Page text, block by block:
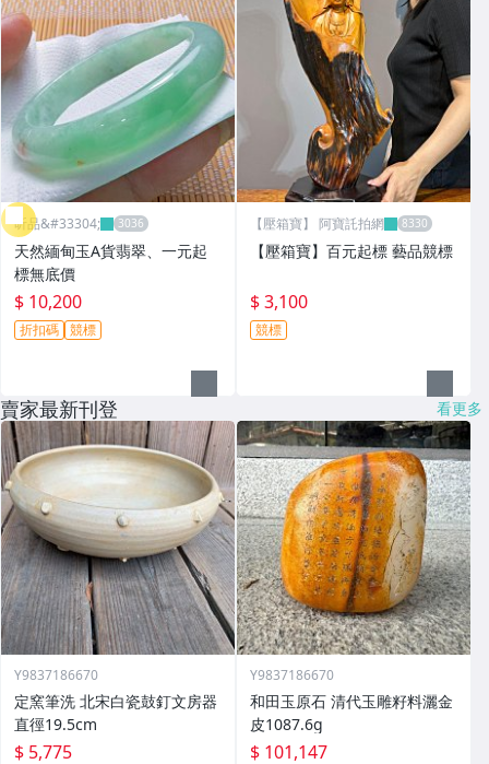
昕品&#33304;
天然緬甸玉A貨翡翠、一元起
標無底價
$ 10,200
折扣碼 競標
【壓箱寶】 阿寶託拍網
【壓箱寶】百元起標 藝品競標
$ 3,100
競標
賣家最新刊登 看更多
Y9837186670
定窯筆洗 北宋白瓷鼓釘文房器
直徑19.5cm
$ 5,775
Y9837186670
和田玉原石 清代玉雕籽料灑金
皮1087.6g
$ 101,147